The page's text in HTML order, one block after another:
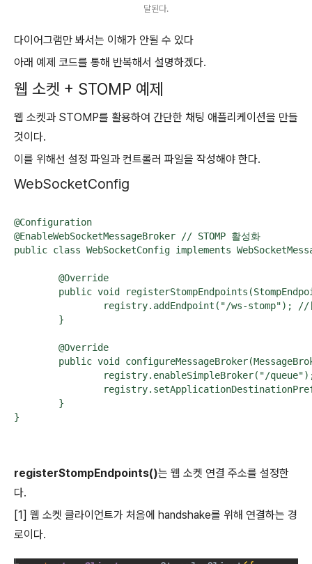
달된다.
다이어그램만 봐서는 이해가 안될 수 있다
아래 예제 코드를 통해 반복해서 설명하겠다.
웹 소켓 + STOMP 예제
웹 소켓과 STOMP를 활용하여 간단한 채팅 애플리케이션을 만들
것이다.
이를 위해선 설정 파일과 컨트롤러 파일을 작성해야 한다.
WebSocketConfig
@Configuration
@EnableWebSocketMessageBroker // STOMP 활성화
public class WebSocketConfig implements
}
registerStompEndpoints()는 웹 소켓 연결 주소를 설정한
다.
[1] 웹 소켓 클라이언트가 처음에 handshake를 위해 연결하는 경
로이다.